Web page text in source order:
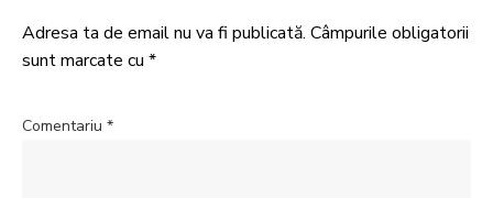
Adresa ta de email nu va fi publicată. Câmpurile obligatorii
sunt marcate cu *
Comentariu *